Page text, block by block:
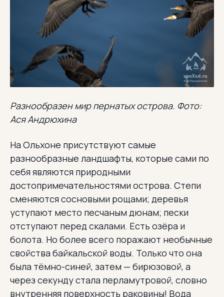
Разнообразен мир пернатых острова. Фото:
Ася Андрюхина
На Ольхоне присутствуют самые
разнообразные ландшафты, которые сами по
себя являются природными
достопримечательностями острова. Степи
сменяются сосновыми рощами; деревья
уступают место песчаным дюнам; пески
отступают перед скалами. Есть озёра и
болота. Но более всего поражают необычные
свойства байкальской воды. Только что она
была тёмно-синей, затем — бирюзовой, а
через секунду стала перламутровой, словно
внутренняя поверхность раковины! Вода